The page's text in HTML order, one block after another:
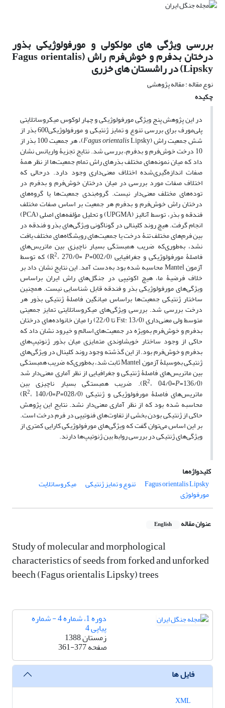
بررسی ویژگی های مولکولی و مورفولوژیکی بذور
درختان بدفرم و خوش‌فرم راش (Fagus orientalis
Lipsky) در راشستان های خزری
نوع مقاله : مقاله پژوهشی
چکیده
در این پژوهش پنج ویژگی مورفولوژیکی و چهار لوکوس میکروساتلایتی
پلی‌مورف برای بررسی تنوع و تمایز ژنتیکی و مورفولوژیکی600 بذر از
شش جمعیت راش ( Fagus orientalis Lipsky)، هر جمعیت 100 بذر از
10 درخت خوش‌فرم و بدفرم، بررسی شد. نتایج تجزیۀ واریانس نشان
داد که میان نمونه‌های مختلف بذرهای راش تمام جمعیت‌ها از نظر همۀ
صفات اندازه‌گیری‌شده اختلاف معنی‌داری وجود دارد. درحالی که
اختلاف صفات مورد بررسی در میان درختان خوش‌فرم و بدفرم در
توده‌های مختلف معنی‌دار نیست. گروه‌بندی جمعیت‌ها یا گروه‌های
درختان راش خوش‌فرم و بدفرم هر جمعیت بر اساس صفات مختلف
فندقه و بذر، توسط آنالیز (UPGMA) و تحلیل مؤلفه‌های اصلی (PCA)
انجام گرفت. هیچ روند کلینالی در گوناگونی ویژگی‌های بذر و فندقه در
بین فرم‌های مختلف تنۀ درخت یا جمعیت‌های رویشگاه‌های مختلف یافت
نشد، به‌طوری‌که ضریب همبستگی بسیار ناچیزی بین ماتریس‌های
فاصلۀ مورفولوژیکی و جغرافیایی (002/0=R 2، 270/0= P ) که توسط
آزمون Mantel محاسبه شده بود به‌دست آمد. این نتایج نشان داد بر
خلاف فرضیۀ ما، هیچ اکوتیپی در جنگل‌های راش ایران براساس
ویژگی‌های مورفولوژیکی بذر و فندقه قابل شناسایی نیست. همچنین
ساختار ژنتیکی جمعیت‌ها براساس میانگین فاصلۀ ژنتیکی بذور هر
درخت بررسی شد. بررسی ویژگی‌های میکروساتلایتی تمایز جمعیتی
متوسط ولی معنی‌داری (Fst: 13/0 تا 22/0) را میان خانواده‌های درختان
بدفرم و خوش‌فرم به‌ویژه در جمعیت‌های اسالم و خیرود نشان داد که
حاکی از وجود ساختار خویشاوندی متمایزی میان بذور ژنوتیپ‌های
بدفرم و خوش‌فرم بود. از این گذشته وجود روند کلینال در ویژگی‌های
ژنتیکی به‌وسیلۀ آزمون Mantel ثابت شد، به‌طوری‌که ضریب همبستگی
بین ماتریس‌های فاصلۀ ژنتیکی و جغرافیایی از نظر آماری معنی‌دار شد
(136/0=R
2، 04/0=P ). ضریب همبستگی بسیار ناچیزی بین
ماتریس‌های فاصلۀ مورفولوژیکی و ژنتیکی (028/0=R 2، 140/0=P
)
محاسبه شده بود که از نظر آماری معنی‌دار نشد. نتایج این پژوهش
حاکی از ژنتیکی بودن بخشی از تفاوت‌های فنوتیپی در فرم درخت است.
بر این اساس می‌توان گفت که ویژگی‌های مورفولوژیکی کارایی کمتری از
ویژگی‌های ژنتیکی در بررسی روابط بین ژنوتیپ‌ها دارند.
کلیدواژه‌ها
Fagus orientalis Lipsky
تنوع و تمایز ژنتیکی میکروساتلایت
مورفولوژی
عنوان مقاله English
Study of molecular and morphological
characteristics of seeds from forked and unforked
beech (Fagus orientalis Lipsky) trees
دوره 1، شماره 4 - شماره
پیاپی 4
زمستان 1388
صفحه361-377
فایل ها